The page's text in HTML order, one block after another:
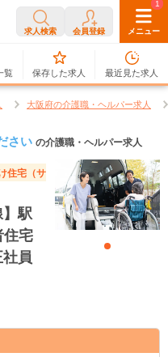
求人検索 会員登録 メニュー
覧
0
保存した求人
1
最近見た求人
大阪府の介護職・ヘルパー求人
さい の介護職・ヘルパー求人
住宅（サ
】駅
住宅
員